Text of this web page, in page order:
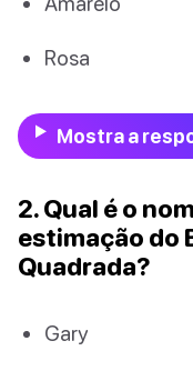
Rosa
Mostra a
2. Qual é o
estimação do
Quadrada?
Gary